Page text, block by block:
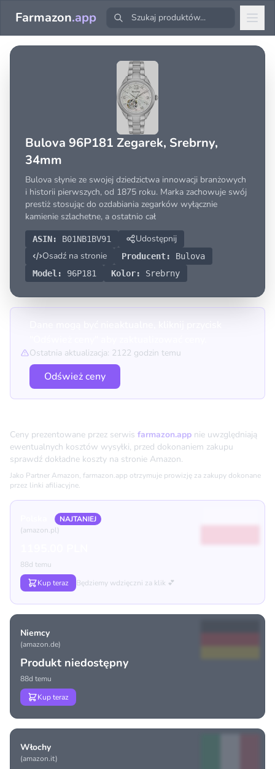
Farmazon.app
Bulova 96P181 Zegarek, Srebrny,
34mm
Bulova słynie ze swojej dziedzictwa innowacji branżowych
i historii pierwszych, od 1875 roku. Marka zachowuje swój
prestiż stosując do ozdabiania zegarków wyłącznie
kamienie szlachetne, a ostatnio cał
ASIN: B01NB1BV91
Udostępnij
Osadź na stronie
Producent:
Bulova
Model:
96P181 Kolor: Srebrny
Ostatnia aktualizacja: 2122 godzin temu
Odśwież ceny
Ceny prezentowane przez serwis farmazon.app nie uwzględniają
ewentualnych kosztów wysyłki, przed dokonaniem zakupu
sprawdź dokładne koszty na stronie Amazon.
Jako Partner Amazon, farmazon.app otrzymuje prowizję za zakupy dokonane
przez linki afiliacyjne.
NAJTANIEJ
(amazon.pl)
88d temu
Kup teraz
Będziemy wdzięczni za klik 💕
Niemcy
(amazon.de)
Produkt niedostępny
88d temu
Kup teraz
Włochy
(amazon.it)